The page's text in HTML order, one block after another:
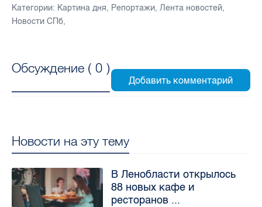
Категории: Картина дня, Репортажи, Лента новостей,
Новости СПб,
Обсуждение ( 0 )
Новости на эту тему
В Ленобласти открылось
88 новых кафе и
ресторанов ...